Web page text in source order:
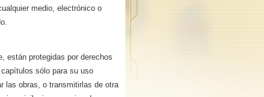
medio, electrónico o
están protegidas por derechos
sólo para su uso
las obras, o transmitirlas de otra